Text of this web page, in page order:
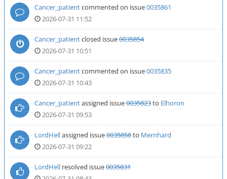
Cancer_patientcommented on issue0035861
2026-07-31 11:52
Cancer_patientclosed issue0035854
2026-07-31 10:51
Cancer_patientcommented on issue0035835
2026-07-31 10:43
Cancer_patientassigned issue0035823to Elhoron
2026-07-31 09:53
LordHellassigned issue0035858to Mernhard
2026-07-31 09:22
LordHell resolved issue0035831